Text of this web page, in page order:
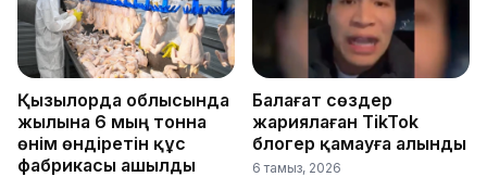
Қызылорда облысында
жылына 6 мың тонна
өнім өндіретін құс
фабрикасы ашылды
Балағат сөздер
жариялаған TikTok
блогер қамауға алынды
6 тамыз, 2026